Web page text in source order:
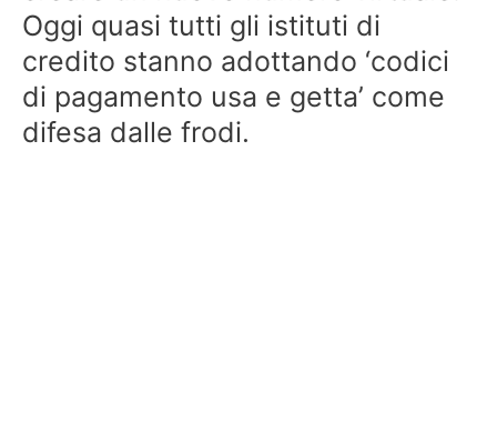
Oggi quasi tutti gli istituti di
credito stanno adottando ‘codici
di pagamento usa e getta’ come
difesa dalle frodi.